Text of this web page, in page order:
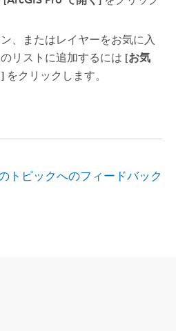
、またはレイヤーをお気に入
リストに追加するには [お気
をクリックします。
トピックへのフィードバック